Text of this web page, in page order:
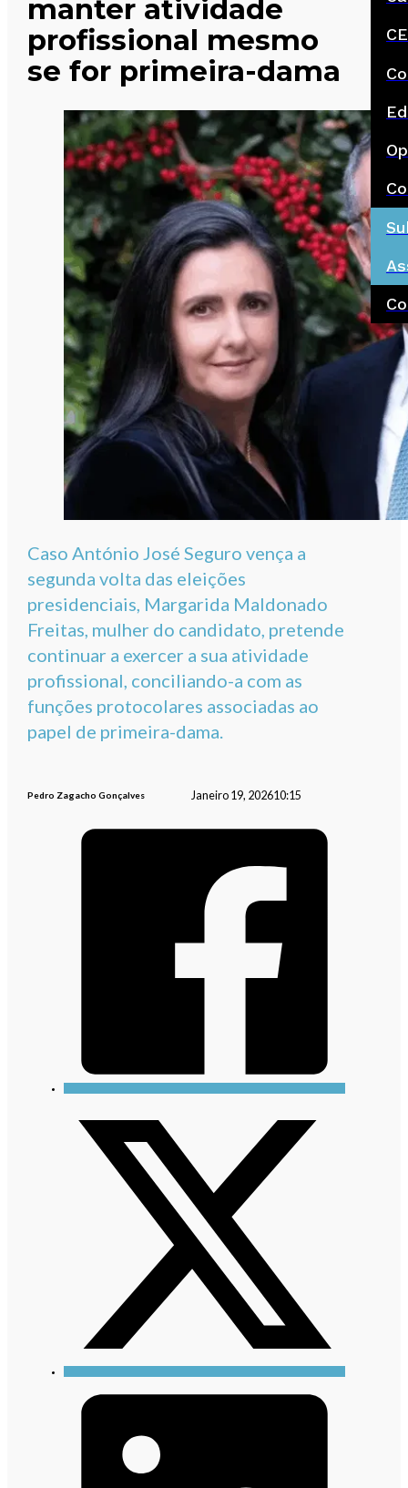
manter atividade
profissional mesmo
se for primeira-dama
Caso António José Seguro vença a
segunda volta das eleições
presidenciais, Margarida Maldonado
Freitas, mulher do candidato, pretende
continuar a exercer a sua atividade
profissional, conciliando-a com as
funções protocolares associadas ao
papel de primeira-dama.
Pedro Zagacho Gonçalves Janeiro 19, 202610:15